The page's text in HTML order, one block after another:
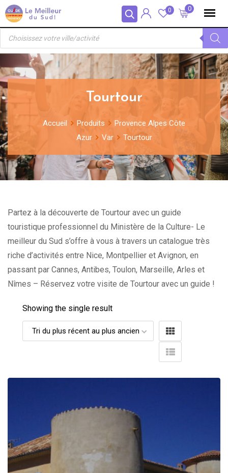
Panneau de gestion des cookies
Skip
to
content
0
0
Recherche
produits
Tourtour
Accueil Produits
Provence Alpes Côte
Azur
Var Tourtour
Partez à la découverte de Tourtour avec un guide
touristique professionnel du Ministère de la Culture- Le
meilleur du Sud s’offre à vous à travers un catalogue très
riche d’activités entre Nice, Montpellier et Avignon, en
passant par Cannes, Antibes, Toulon, Marseille, Arles et
Nîmes – Réservez votre visite de Tourtour avec un guide !
Showing the single result